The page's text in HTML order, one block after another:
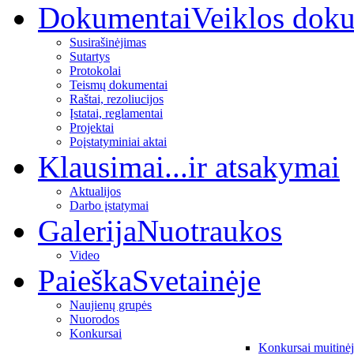
DokumentaiVeiklos
Susirašinėjimas
Sutartys
Protokolai
Teismų dokumentai
Raštai, rezoliucijos
Įstatai, reglamentai
Projektai
Poįstatyminiai aktai
Klausimai...ir atsakymai
Aktualijos
Darbo įstatymai
GalerijaNuotraukos
Video
PaieškaSvetainėje
Naujienų grupės
Nuorodos
Konkursai
Konkursai